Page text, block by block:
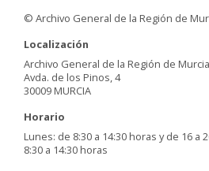
© Archivo General de la Región de
Localización
Archivo General de la Región de Murcia
Avda. de los Pinos, 4
30009 MURCIA
Horario
Lunes: de 8:30 a 14:30 horas y de 16 a
8:30 a 14:30 horas